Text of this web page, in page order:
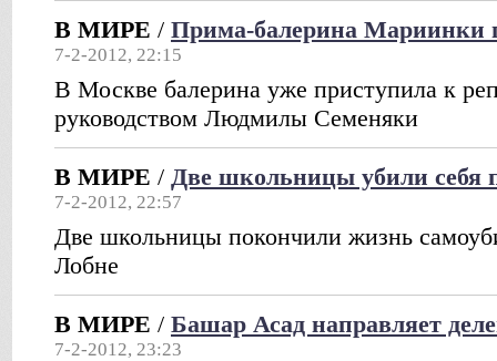
В МИРЕ / Прима-балерина Мариинки
7-2-2012, 22:15
В Москве балерина уже приступила к
руководством Людмилы Семеняки
В МИРЕ / Две школьницы убили
7-2-2012, 22:57
Две школьницы покончили жизнь
Лобне
В МИРЕ / Башар Асад направляет
7-2-2012, 23:23